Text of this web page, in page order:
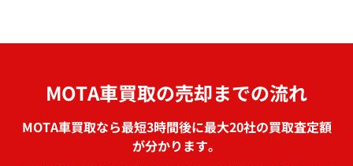
MOTA車買取の売却までの流れ
MOTA車買取なら最短3時間後に最大20社の買取査定額
が分かります。